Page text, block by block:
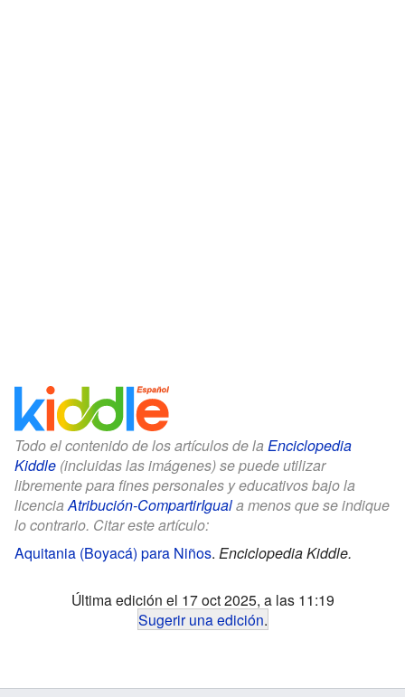
Todo el contenido de los artículos de la Enciclopedia
Kiddle (incluidas las imágenes) se puede utilizar
libremente para fines personales y educativos bajo la
licenciaAtribución-CompartirIguala menos que se indique
lo contrario. Citar este artículo:
Aquitania (Boyacá) para Niños. Enciclopedia Kiddle.
Última edición el 17 oct 2025, a las 11:19
Sugerir una edición.